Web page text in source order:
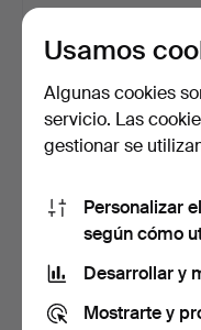
53 USD
chamota, llamado ja…
Usamos
Algunas cookies
servicio. Las
gestionar se
Personalizar
según cómo
Desarrollar y
Mostrarte y